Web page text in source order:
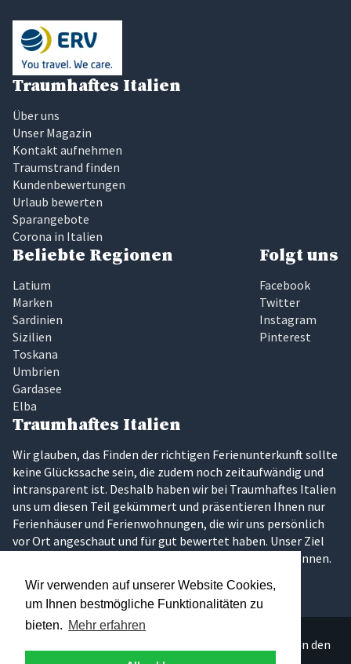
Wir verwenden auf unserer Website Cookies,
um Ihnen bestmögliche Funktionalitäten zu
bieten. Mehr erfahren
Traumhaftes Italien
Über uns
Unser Magazin
Kontakt aufnehmen
Traumstrand finden
Kundenbewertungen
Urlaub bewerten
Sparangebote
Corona in Italien
Beliebte Regionen
Latium
Marken
Sardinien
Sizilien
Toskana
Umbrien
Gardasee
Elba
Folgt uns
Facebook
Twitter
Instagram
Pinterest
Traumhaftes Italien
Wir glauben, das Finden der richtigen Ferienunterkunft sollte
keine Glückssache sein, die zudem noch zeitaufwändig und
intransparent ist. Deshalb haben wir bei Traumhaftes Italien
uns um diesen Teil gekümmert und präsentieren Ihnen nur
Ferienhäuser und Ferienwohnungen, die wir uns persönlich
vor Ort angeschaut und für gut bewertet haben. Unser Ziel
ist es, dass Sie Ihren Traumurlaub in Italien erleben können.
Über 300 persönlich ausgesuchte Ferienunterkünfte in den